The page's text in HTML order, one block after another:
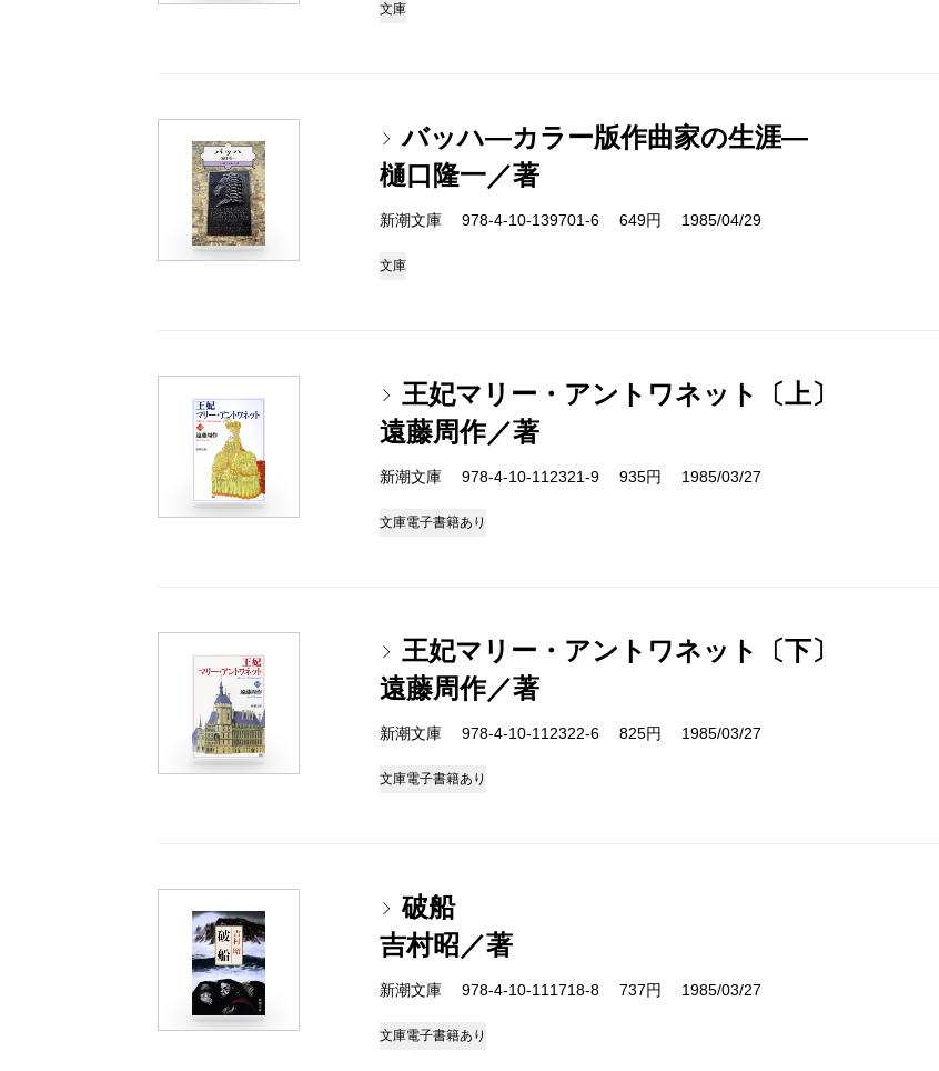
文庫
バッハ―カラー版作曲家の生涯―
樋口隆一／著
新潮文庫 978-4-10-139701-6 649円 1985/04/29
文庫
王妃マリー・アントワネット〔上〕
遠藤周作／著
新潮文庫 978-4-10-112321-9 935円 1985/03/27
文庫電子書籍あり
王妃マリー・アントワネット〔下〕
遠藤周作／著
新潮文庫 978-4-10-112322-6 825円 1985/03/27
文庫電子書籍あり
破船
吉村昭／著
新潮文庫 978-4-10-111718-8 737円 1985/03/27
文庫電子書籍あり